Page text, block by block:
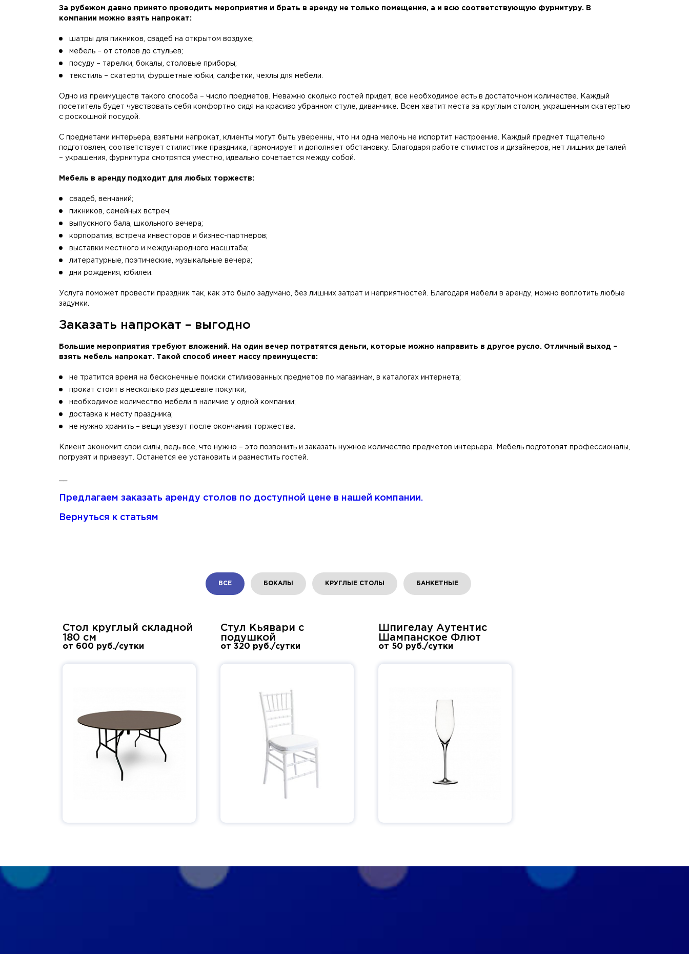
За рубежом давно принято проводить мероприятия и брать в аренду не только помещения, а и всю соответствующую фурнитуру. В
компании можно взять напрокат:
шатры для пикников, свадеб на открытом воздухе;
мебель – от столов до стульев;
посуду – тарелки, бокалы, столовые приборы;
текстиль – скатерти, фуршетные юбки, салфетки, чехлы для мебели.
Одно из преимуществ такого способа – число предметов. Неважно сколько гостей придет, все необходимое есть в достаточном количестве. Каждый
посетитель будет чувствовать себя комфортно сидя на красиво убранном стуле, диванчике. Всем хватит места за круглым столом, украшенным скатертью
с роскошной посудой.
С предметами интерьера, взятыми напрокат, клиенты могут быть уверенны, что ни одна мелочь не испортит настроение. Каждый предмет тщательно
подготовлен, соответствует стилистике праздника, гармонирует и дополняет обстановку. Благодаря работе стилистов и дизайнеров, нет лишних деталей
– украшения, фурнитура смотрятся уместно, идеально сочетается между собой.
Мебель в аренду подходит для любых торжеств:
свадеб, венчаний;
пикников, семейных встреч;
выпускного бала, школьного вечера;
корпоратив, встреча инвесторов и бизнес-партнеров;
выставки местного и международного масштаба;
литературные, поэтические, музыкальные вечера;
дни рождения, юбилеи.
Услуга поможет провести праздник так, как это было задумано, без лишних затрат и неприятностей. Благодаря мебели в аренду, можно воплотить любые
задумки.
Заказать напрокат – выгодно
Большие мероприятия требуют вложений. На один вечер потратятся деньги, которые можно направить в другое русло. Отличный выход –
взять мебель напрокат. Такой способ имеет массу преимуществ:
не тратится время на бесконечные поиски стилизованных предметов по магазинам, в каталогах интернета;
прокат стоит в несколько раз дешевле покупки;
необходимое количество мебели в наличие у одной компании;
доставка к месту праздника;
не нужно хранить – вещи увезут после окончания торжества.
Клиент экономит свои силы, ведь все, что нужно – это позвонить и заказать нужное количество предметов интерьера. Мебель подготовят профессионалы,
погрузят и привезут. Останется ее установить и разместить гостей.
Предлагаем заказать аренду столов по доступной цене в нашей компании.
Вернуться к статьям
ВСЕ БОКАЛЫ КРУГЛЫЕ СТОЛЫ БАНКЕТНЫЕ
Стол круглый складной
180 см
от 600 руб./сутки
Стул Кьявари с
подушкой
от 320 руб./сутки
Шпигелау Аутентис
Шампанское Флют
от 50 руб./сутки